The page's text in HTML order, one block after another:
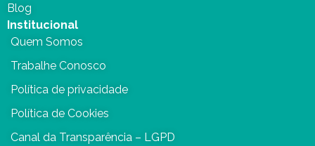
Blog
Institucional
Quem Somos
Trabalhe Conosco
Política de privacidade
Política de Cookies
Canal da Transparência – LGPD